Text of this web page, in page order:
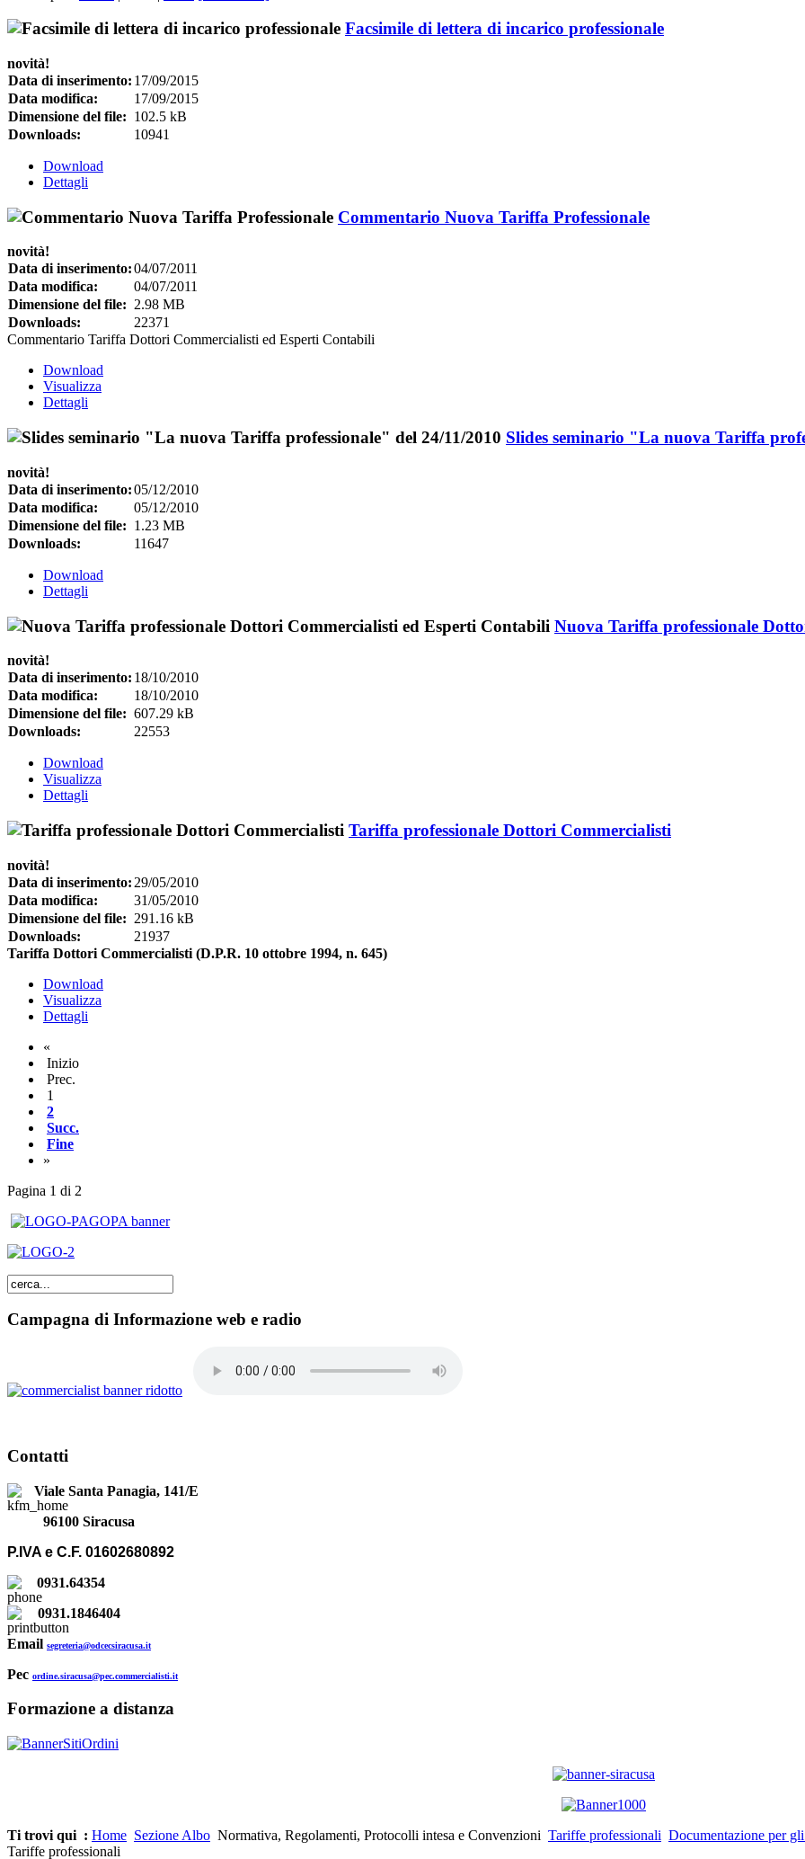
Facsimile di lettera di incarico professionale
novità!
Data di inserimento: 17/09/2015
Data modifica:
17/09/2015
Dimensione del file: 102.5 kB
Downloads:
10941
Download
Dettagli
Commentario Nuova Tariffa Professionale
novità!
Data di inserimento:04/07/2011
Data modifica:
04/07/2011
Dimensione del file: 2.98 MB
Downloads:
22371
Commentario Tariffa Dottori Commercialisti ed Esperti Contabili
Download
Visualizza
Dettagli
Slides seminario "La nuova Tariffa
novità!
Data di inserimento:05/12/2010
Data modifica:
05/12/2010
Dimensione del file: 1.23 MB
Downloads:
11647
Download
Dettagli
Nuova Tariffa professionale
novità!
Data di inserimento: 18/10/2010
Data modifica:
18/10/2010
Dimensione del file: 607.29 kB
Downloads:
22553
Download
Visualizza
Dettagli
Tariffa professionale Dottori Commercialisti
novità!
Data di inserimento: 29/05/2010
Data modifica:
31/05/2010
Dimensione del file: 291.16 kB
Downloads:
21937
Tariffa Dottori Commercialisti (D.P.R. 10 ottobre 1994, n. 645)
Download
Visualizza
Dettagli
«
Inizio
Prec.
1
2
Succ.
Fine
»
Pagina 1 di 2
Campagna di Informazione web e radio
Contatti
Viale Santa Panagia, 141/E
96100 Siracusa
P.IVA e C.F. 01602680892
0931.64354
0931.1846404
Email segreteria@odcecsiracusa.it
Pec ordine.siracusa@pec.commercialisti.it
Formazione a distanza
Ti trovi qui : Home Sezione Albo Normativa, Regolamenti, Protocolli intesa e Convenzioni Tariffe professionali Documentazione per
Tariffe professionali